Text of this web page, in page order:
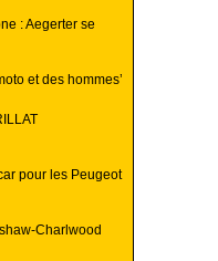
: Aegerter se
et des hommes’
pour les Peugeot
Charlwood